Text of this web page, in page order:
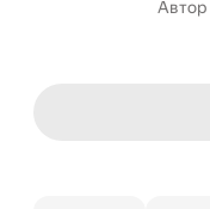
Автор